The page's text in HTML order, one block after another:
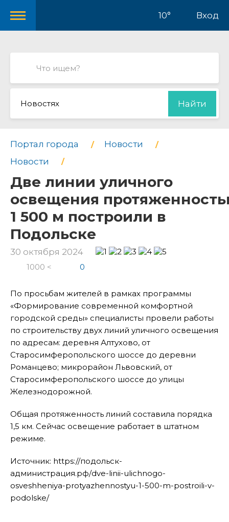
10° Вход
Новостях Найти
Портал города
Новости
Новости
Две линии уличного
освещения
1 500 м построили в
Подольске
30 октября 2024
1000 < 0
По просьбам жителей в рамках программы
«Формирование современной комфортной
городской среды» специалисты провели работы
по строительству двух линий уличного освещения
по адресам: деревня Алтухово, от
Старосимферопольского шоссе до деревни
Романцево; микрорайон Львовский, от
Старосимферопольского шоссе до улицы
Железнодорожной.
Общая протяженность линий составила порядка
1,5 км. Сейчас освещение работает в штатном
режиме.
Источник: https://подольск-
администрация.рф/dve-linii-ulichnogo-
osveshheniya-protyazhennostyu-1-500-m-postroili-v-
podolske/